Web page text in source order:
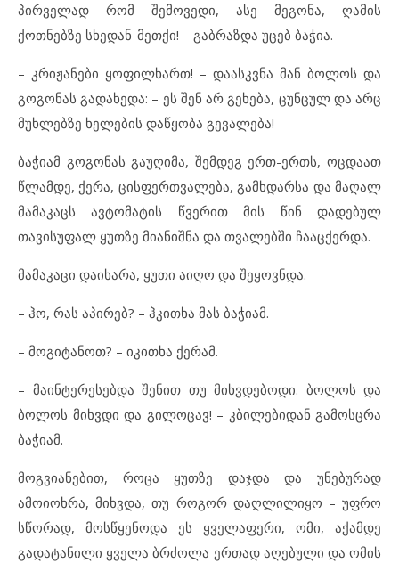
პირველად რომ შემოვედი, ასე მეგონა, ღამის
ქოთნებზე სხედან-მეთქი! – გაბრაზდა უცებ ბაჭია.
– კრიჟანები ყოფილხართ! – დაასკვნა მან ბოლოს და
გოგონას გადახედა: – ეს შენ არ გეხება, ცუნცულ და არც
მუხლებზე ხელების დაწყობა გევალება!
ბაჭიამ გოგონას გაუღიმა, შემდეგ ერთ-ერთს, ოცდაათ
წლამდე, ქერა, ცისფერთვალება, გამხდარსა და მაღალ
მამაკაცს ავტომატის წვერით მის წინ დადებულ
თავისუფალ ყუთზე მიანიშნა და თვალებში ჩააცქერდა.
მამაკაცი დაიხარა, ყუთი აიღო და შეყოვნდა.
– ჰო, რას აპირებ? – ჰკითხა მას ბაჭიამ.
– მოგიტანოთ? – იკითხა ქერამ.
– მაინტერესებდა შენით თუ მიხვდებოდი. ბოლოს და
ბოლოს მიხვდი და გილოცავ! – კბილებიდან გამოსცრა
ბაჭიამ.
მოგვიანებით, როცა ყუთზე დაჯდა და უნებურად
ამოიოხრა, მიხვდა, თუ როგორ დაღლილიყო – უფრო
სწორად, მოსწყენოდა ეს ყველაფერი, ომი, აქამდე
გადატანილი ყველა ბრძოლა ერთად აღებული და ომის